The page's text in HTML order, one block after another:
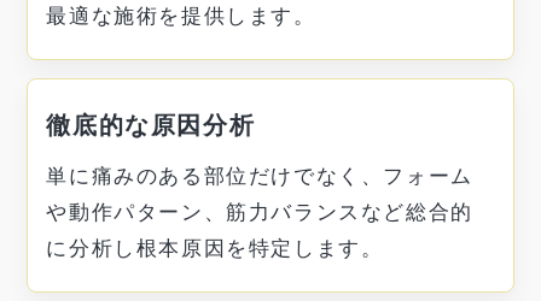
最適な施術を提供します。
徹底的な原因分析
単に痛みのある部位だけでなく、フォーム
や動作パターン、筋力バランスなど総合的
に分析し根本原因を特定します。